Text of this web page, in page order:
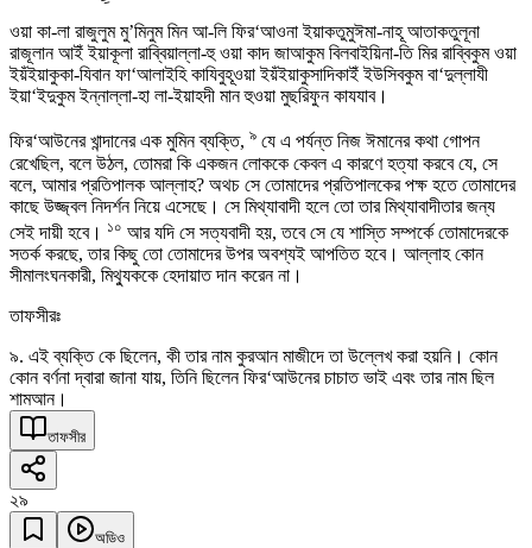
ওয়া কা-লা রাজুলুম মু’মিনুম মিন আ-লি ফির‘আওনা ইয়াকতুমুঈমা-নাহূ আতাকতুলূনা
রাজূলান আইঁ ইয়াকূলা রাব্বিয়াল্লা-হু ওয়া কাদ জাআকুম বিলবাইয়িনা-তি মির রাব্বিকুম ওয়া
ইয়ঁইয়াকুকা-যিবান ফা‘আলাইহি কাযিবুহূওয়া ইয়ঁইয়াকুসাদিকাইঁ ইউসিবকুম বা‘দুল্লাযী
ইয়া‘ইদুকুম ইন্নাল্লা-হা লা-ইয়াহদী মান হুওয়া মুছরিফুন কাযযাব।
ফির‘আউনের খান্দানের এক মুমিন ব্যক্তি, ৯ যে এ পর্যন্ত নিজ ঈমানের কথা গোপন
রেখেছিল, বলে উঠল, তোমরা কি একজন লোককে কেবল এ কারণে হত্যা করবে যে, সে
বলে, আমার প্রতিপালক আল্লাহ? অথচ সে তোমাদের প্রতিপালকের পক্ষ হতে তোমাদের
কাছে উজ্জ্বল নিদর্শন নিয়ে এসেছে। সে মিথ্যাবাদী হলে তো তার মিথ্যাবাদীতার জন্য
সেই দায়ী হবে। ১০ আর যদি সে সত্যবাদী হয়, তবে সে যে শাস্তি সম্পর্কে তোমাদেরকে
সতর্ক করছে, তার কিছু তো তোমাদের উপর অবশ্যই আপতিত হবে। আল্লাহ কোন
সীমালংঘনকারী, মিথ্যুককে হেদায়াত দান করেন না।
তাফসীরঃ
৯. এই ব্যক্তি কে ছিলেন, কী তার নাম কুরআন মাজীদে তা উল্লেখ করা হয়নি। কোন
কোন বর্ণনা দ্বারা জানা যায়, তিনি ছিলেন ফির‘আউনের চাচাত ভাই এবং তার নাম ছিল
শামআন।
তাফসীর
২৯
অডিও